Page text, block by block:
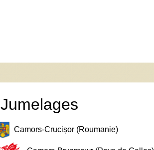
Jumelages
Camors-Crucișor (Roumanie)